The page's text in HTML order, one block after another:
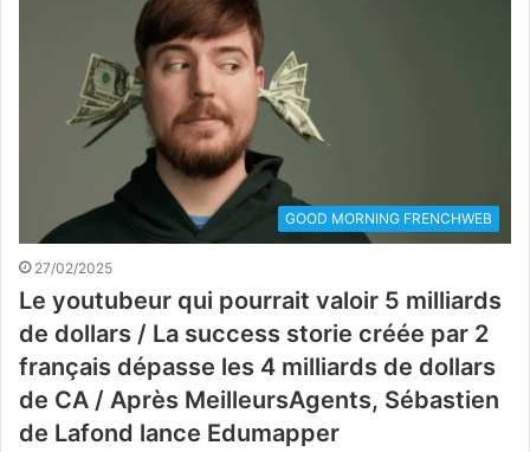
GOOD MORNING FRENCHWEB
27/02/2025
Le youtubeur qui pourrait valoir 5 milliards
de dollars / La success storie créée par 2
français dépasse les 4 milliards de dollars
de CA / Après MeilleursAgents, Sébastien
de Lafond lance Edumapper